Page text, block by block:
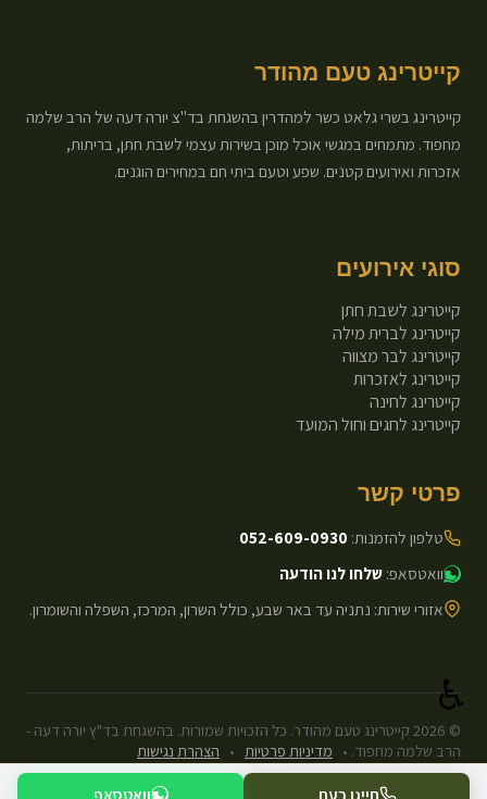
קייטרינג טעם מהודר
קייטרינג בשרי גלאט כשר למהדרין בהשגחת בד"צ יורה דעה של הרב שלמה
מחפוד. מתמחים במגשי אוכל מוכן בשירות עצמי לשבת חתן, בריתות,
אזכרות ואירועים קטנים. שפע וטעם ביתי חם במחירים הוגנים.
סוגי אירועים
קייטרינג לשבת חתן
קייטרינג לברית מילה
קייטרינג לבר מצווה
קייטרינג לאזכרות
קייטרינג לחינה
קייטרינג לחגים וחול המועד
פרטי קשר
טלפון להזמנות: 052-609-0930
וואטסאפ: שלחו לנו הודעה
אזורי שירות: נתניה עד באר שבע, כולל השרון, המרכז, השפלה והשומרון.
©
2026קייטרינג טעם מהודר. כל הזכויות שמורות. בהשגחת בד"ץ יורה דעה -
הרב שלמה מחפוד. • מדיניות פרטיות • הצהרת נגישות
עיצוב ופיתוח: Next.js Static.
חייגו כעת וואטסאפ
♿